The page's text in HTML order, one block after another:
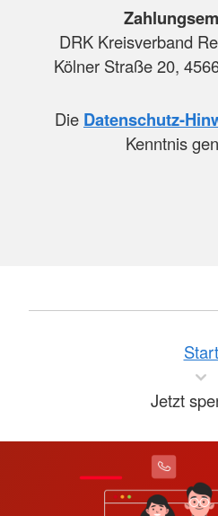
DRK Kreisverband
Kölner Straße 20,
Die Datenschutz-
Kenntnis
Start
Jetzt